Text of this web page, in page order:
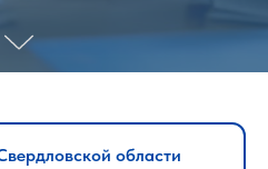
области